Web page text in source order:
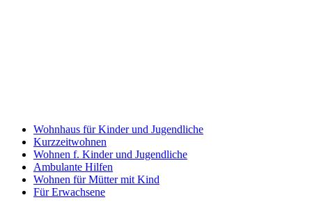
Wohnhaus für Kinder und Jugendliche
Kurzzeitwohnen
Wohnen f. Kinder und Jugendliche
Ambulante Hilfen
Wohnen für Mütter mit Kind
Für Erwachsene